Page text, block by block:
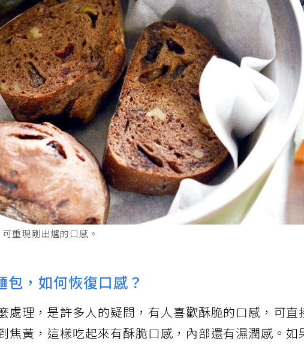
重現剛出爐的口感。
，如何恢復口感？
處理，是許多人的疑問，有人喜歡酥脆的口感，可直